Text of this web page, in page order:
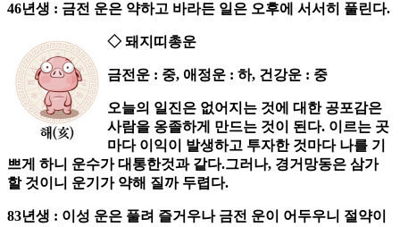
46년생 : 금전 운은 약하고 바라든 일은 오후에 서서히 풀린다.
◇ 돼지띠총운
금전운 : 중, 애정운 : 하, 건강운 : 중
오늘의 일진은 없어지는 것에 대한 공포감은
사람을 옹졸하게 만드는 것이 된다. 이르는 곳
마다 이익이 발생하고 투자한 것마다 나를 기
쁘게 하니 운수가 대통한것과 같다.그러나, 경거망동은 삼가
할 것이니 운기가 약해 질까 두렵다.
83년생 : 이성 운은 풀려 즐거우나 금전 운이 어두우니 절약이